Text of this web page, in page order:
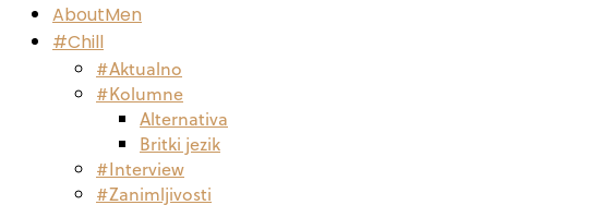
AboutMen
#Chill
#Aktualno
#Kolumne
Alternativa
Britki jezik
#Interview
#Zanimljivosti